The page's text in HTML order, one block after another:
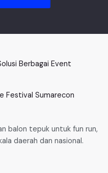
Berbagai Event
balon tepuk untuk fun run,
daerah dan nasional.